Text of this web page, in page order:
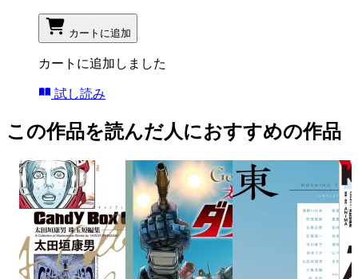
カートに追加
カートに追加しました
試し読み
この作品を読んだ人におすすめの作品